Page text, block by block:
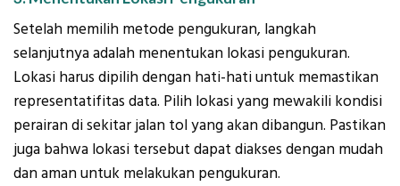
Setelah memilih metode pengukuran, langkah
selanjutnya adalah menentukan lokasi pengukuran.
Lokasi harus dipilih dengan hati-hati untuk memastikan
representatifitas data. Pilih lokasi yang mewakili kondisi
perairan di sekitar jalan tol yang akan dibangun. Pastikan
juga bahwa lokasi tersebut dapat diakses dengan mudah
dan aman untuk melakukan pengukuran.